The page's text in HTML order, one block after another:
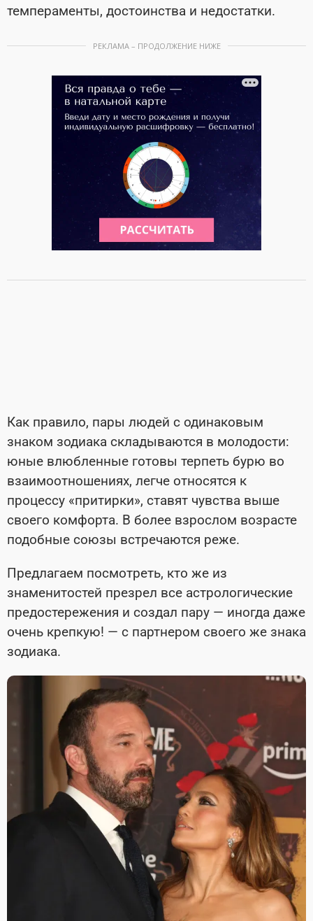
темпераменты, достоинства и недостатки.
РЕКЛАМА – ПРОДОЛЖЕНИЕ НИЖЕ
Как правило, пары людей с одинаковым
знаком зодиака складываются в молодости:
юные влюбленные готовы терпеть бурю во
взаимоотношениях, легче относятся к
процессу «притирки», ставят чувства выше
своего комфорта. В более взрослом возрасте
подобные союзы встречаются реже.
Предлагаем посмотреть, кто же из
знаменитостей презрел все астрологические
предостережения и создал пару — иногда даже
очень крепкую! — с партнером своего же знака
зодиака.